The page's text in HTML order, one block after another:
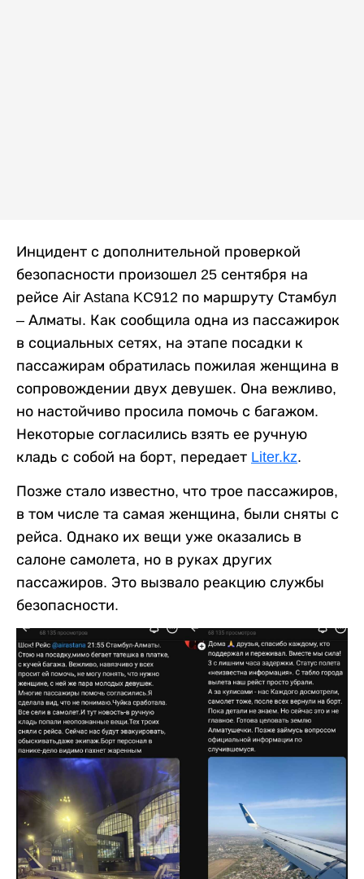
Инцидент с дополнительной проверкой
безопасности произошел 25 сентября на
рейсе Air Astana KC912 по маршруту Стамбул
– Алматы. Как сообщила одна из пассажирок
в социальных сетях, на этапе посадки к
пассажирам обратилась пожилая женщина в
сопровождении двух девушек. Она вежливо,
но настойчиво просила помочь с багажом.
Некоторые согласились взять ее ручную
кладь с собой на борт, передает Liter.kz.
Позже стало известно, что трое пассажиров,
в том числе та самая женщина, были сняты с
рейса. Однако их вещи уже оказались в
салоне самолета, но в руках других
пассажиров. Это вызвало реакцию службы
безопасности.